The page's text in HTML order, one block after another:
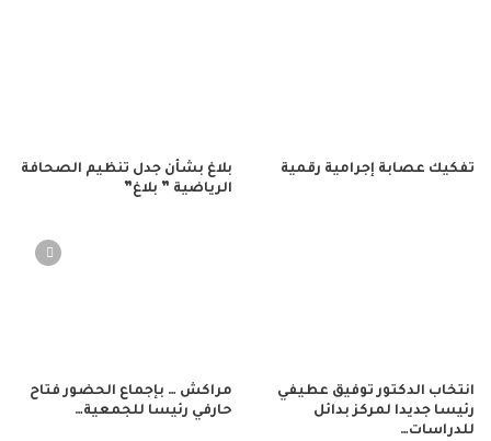
تفكيك عصابة إجرامية رقمية
بلاغ بشأن جدل تنظيم الصحافة
الرياضية ” بلاغ”
انتخاب الدكتور توفيق عطيفي
رئيسا جديدا لمركز بدائل
للدراسات…
مراكش … بإجماع الحضور فتاح
حارفي رئيسا للجمعية…